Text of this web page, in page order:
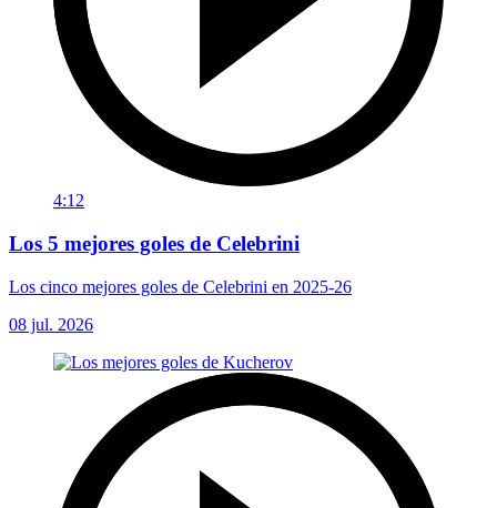
4:12
Los 5 mejores goles de Celebrini
Los cinco mejores goles de Celebrini en 2025-26
08 jul. 2026